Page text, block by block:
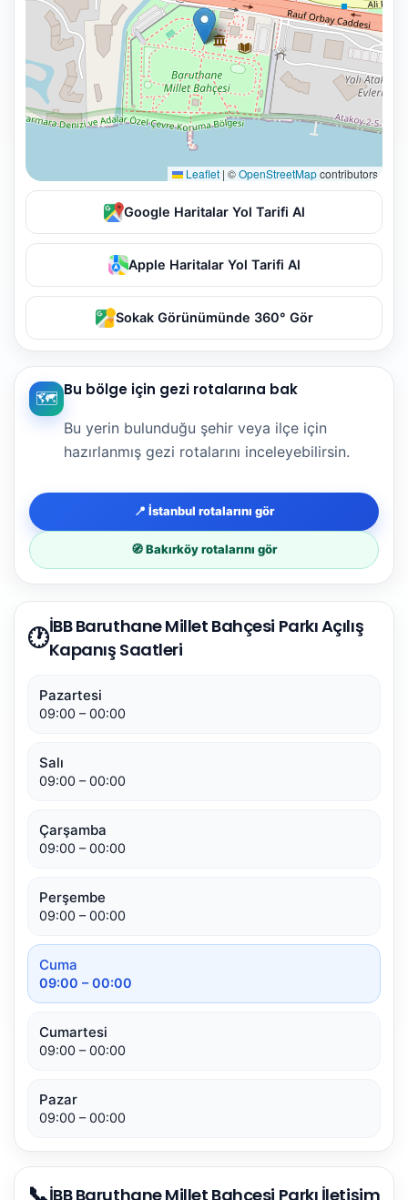
Leaflet | ©OpenStreetMapcontributors
Google Haritalar Yol Tarifi Al
Apple Haritalar Yol Tarifi Al
Sokak Görünümünde 360° Gör
🗺️ Bu bölge için gezi rotalarına bak
Bu yerin bulunduğu şehir veya ilçe için
hazırlanmış gezi rotalarını inceleyebilirsin.
📍 İstanbul rotalarını gör
🧭 Bakırköy rotalarını gör
🕐İBB Baruthane Millet Bahçesi Parkı Açılış
Kapanış Saatleri
Pazartesi
09:00 – 00:00
Salı
09:00 – 00:00
Çarşamba
09:00 – 00:00
Perşembe
09:00 – 00:00
Cuma
09:00 – 00:00
Cumartesi
09:00 – 00:00
Pazar
09:00 – 00:00
İBB Baruthane Millet Bahçesi Parkı İletişim